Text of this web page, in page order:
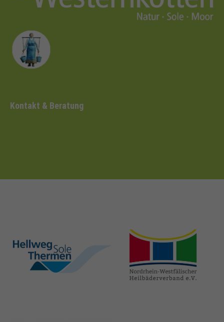
Kontakt & Beratung
hellweg-sole-
thermen.de
heilbaeder.de